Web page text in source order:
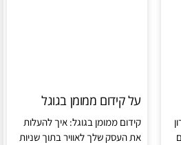
על קידום ממומן בגוגל
קידום ממומן בגוגל: איך להעלות
את העסק שלך לאוויר בתוך שניות